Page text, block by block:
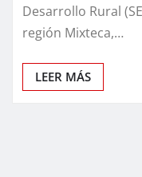
Desarrollo Rural
región Mixteca,…
LEER MÁS